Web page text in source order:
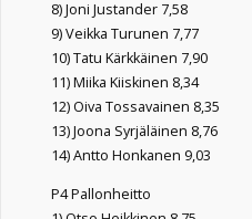
8) Joni Justander 7,58
9) Veikka Turunen 7,77
10) Tatu Kärkkäinen 7,90
11) Miika Kiiskinen 8,34
12) Oiva Tossavainen 8,35
13) Joona Syrjäläinen 8,76
14) Antto Honkanen 9,03
P4 Pallonheitto